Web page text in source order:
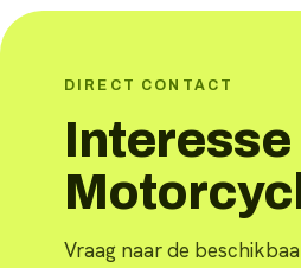
DIRECT CONTACT
Interesse
Vraag naar de